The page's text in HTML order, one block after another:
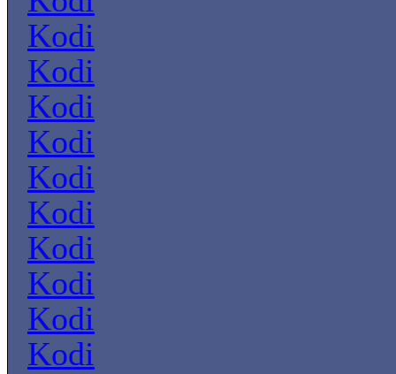
Kodi
Kodi
Kodi
Kodi
Kodi
Kodi
Kodi
Kodi
Kodi
Kodi